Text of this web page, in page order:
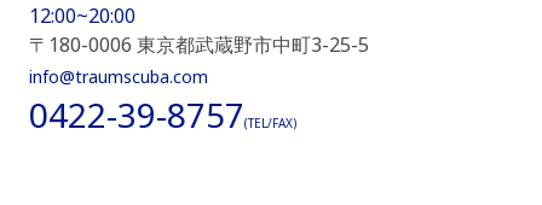
12:00~20:00
〒180-0006 東京都武蔵野市中町3-25-5
info@traumscuba.com
0422-39-8757(TEL/FAX)